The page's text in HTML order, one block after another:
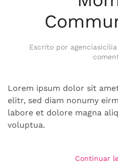
Escrito por agenciasicilia
Lorem ipsum dolor sit
elitr, sed diam nonumy
labore et dolore magna
voluptua.
Continuar